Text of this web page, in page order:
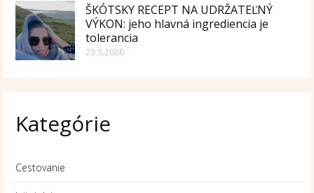
ŠKÓTSKY RECEPT NA UDRŽATEĽNÝ
VÝKON: jeho hlavná ingrediencia je
tolerancia
23.5.2026
Kategórie
Cestovanie